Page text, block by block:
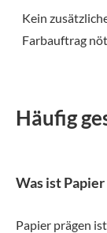
Kein
Farbauftrag
Häufig
Was ist
Papier prägen